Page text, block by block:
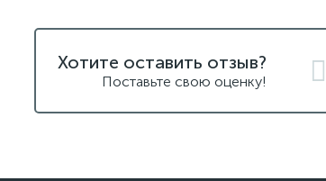
Хотите оставить отзыв?
Поставьте свою оценку!